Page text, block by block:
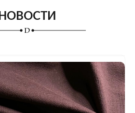
НОВОСТИ